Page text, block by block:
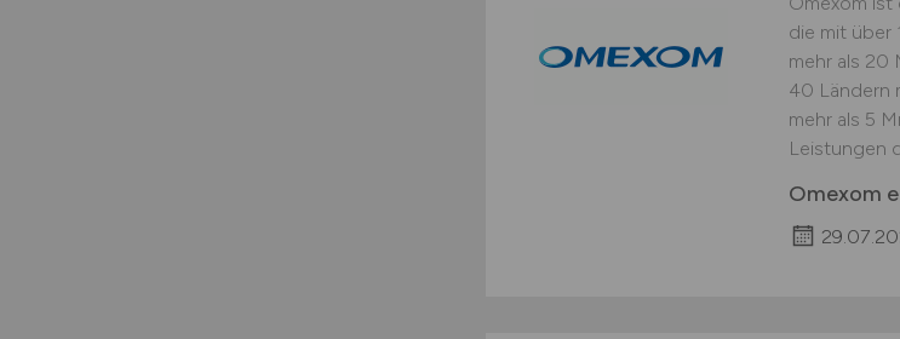
die mit über
mehr als 20
40 Ländern
mehr als 5
Leistungen
Omexom